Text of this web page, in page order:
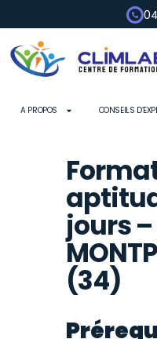
A PROPOS CONSEILS
jours –
(34)